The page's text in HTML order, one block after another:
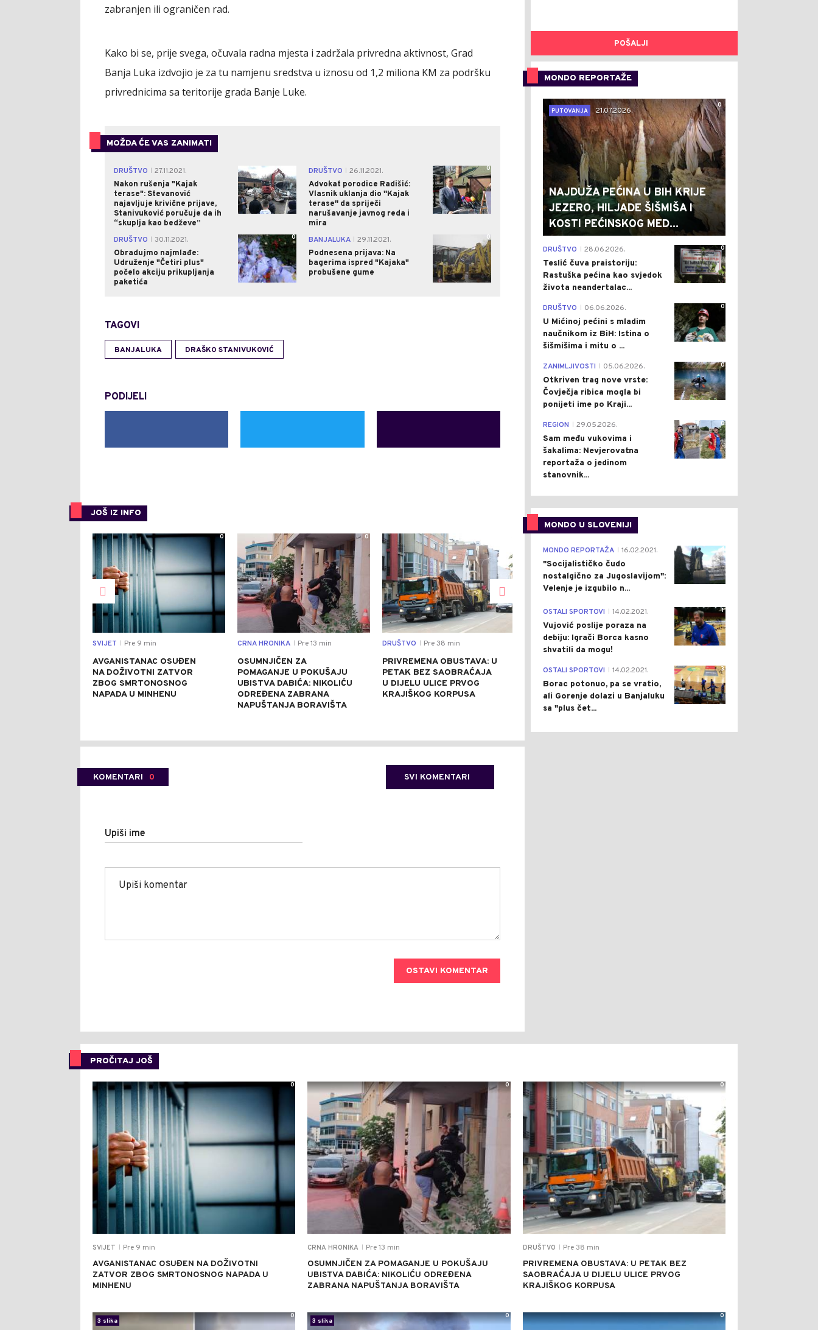
zabranjen ili ograničen rad.
Kako bi se, prije svega, očuvala radna mjesta i zadržala privredna aktivnost, Grad
Banja Luka izdvojio je za tu namjenu sredstva u iznosu od 1,2 miliona KM za podršku
privrednicima sa teritorije grada Banje Luke.
MOŽDA ĆE VAS ZANIMATI
DRUŠTVO
27.11.2021.
Nakon rušenja "Kajak
terase": Stevanović
najavljuje krivične prijave,
Stanivuković poručuje da ih
“skuplja kao bedževe”
DRUŠTVO
26.11.2021.
Advokat porodice Radišić:
Vlasnik uklanja dio ''Kajak
terase'' da spriječi
narušavanje javnog reda i
mira
0
DRUŠTVO
30.11.2021.
Obradujmo najmlađe:
Udruženje "Četiri plus"
počelo akciju prikupljanja
paketića
0 BANJALUKA
29.11.2021.
Podnesena prijava: Na
bagerima ispred "Kajaka"
probušene gume
0
TAGOVI
BANJALUKA DRAŠKO STANIVUKOVIĆ
PODIJELI
JOŠ IZ INFO
0
SVIJET Pre 9 min
AVGANISTANAC OSUĐEN
NA DOŽIVOTNI ZATVOR
ZBOG SMRTONOSNOG
NAPADA U MINHENU
0
CRNA HRONIKA Pre 13 min
OSUMNJIČEN ZA
POMAGANJE U POKUŠAJU
UBISTVA DABIĆA: NIKOLIĆU
ODREĐENA ZABRANA
NAPUŠTANJA BORAVIŠTA
DRUŠTVO Pre 38 min
PRIVREMENA OBUSTAVA: U
PETAK BEZ SAOBRAĆAJA
U DIJELU ULICE PRVOG
KRAJIŠKOG KORPUSA
REGION Pre 53 min
KATASTROFA:
ZASTRAŠUJUĆI SNIMCI
POŽARA U DELIBLATSKOJ
PEŠČARI (VIDEO)
REGION Pre 2 h
"GUTA" DELIBLATSKU
PEŠČARU: CIJELO SELO
EVAKUISANO
KOMENTARI 0 SVI KOMENTARI
Upiši ime
OSTAVI KOMENTAR
POŠALJI
MONDO REPORTAŽE
0
PUTOVANJA
21.07.2026.
NAJDUŽA PEĆINA U BIH KRIJE
JEZERO, HILJADE ŠIŠMIŠA I
KOSTI PEĆINSKOG MED...
0
DRUŠTVO 28.06.2026.
Teslić čuva praistoriju:
Rastuška pećina kao svjedok
života neandertalac...
0
DRUŠTVO 06.06.2026.
U Mićinoj pećini s mladim
naučnikom iz BiH: Istina o
šišmišima i mitu o ...
0
ZANIMLJIVOSTI 05.06.2026.
Otkriven trag nove vrste:
Čovječja ribica mogla bi
ponijeti ime po Kraji...
0
REGION 29.05.2026.
Sam među vukovima i
šakalima: Nevjerovatna
reportaža o jedinom
stanovnik...
MONDO U SLOVENIJI
4
MONDO REPORTAŽA 16.02.2021.
"Socijalističko čudo
nostalgično za Jugoslavijom":
Velenje je izgubilo n...
1
OSTALI SPORTOVI 14.02.2021.
Vujović poslije poraza na
debiju: Igrači Borca kasno
shvatili da mogu!
3
OSTALI SPORTOVI 14.02.2021.
Borac potonuo, pa se vratio,
ali Gorenje dolazi u Banjaluku
sa "plus čet...
PROČITAJ JOŠ
SVIJET Pre 9 min
AVGANISTANAC OSUĐEN NA DOŽIVOTNI
ZATVOR ZBOG SMRTONOSNOG NAPADA U
MINHENU
0
CRNA HRONIKA Pre 13 min
OSUMNJIČEN ZA POMAGANJE U POKUŠAJU
UBISTVA DABIĆA: NIKOLIĆU ODREĐENA
ZABRANA NAPUŠTANJA BORAVIŠTA
0
DRUŠTVO Pre 38 min
PRIVREMENA OBUSTAVA: U PETAK BEZ
SAOBRAĆAJA U DIJELU ULICE PRVOG
KRAJIŠKOG KORPUSA
0
3 slika
0
3 slika
0 0